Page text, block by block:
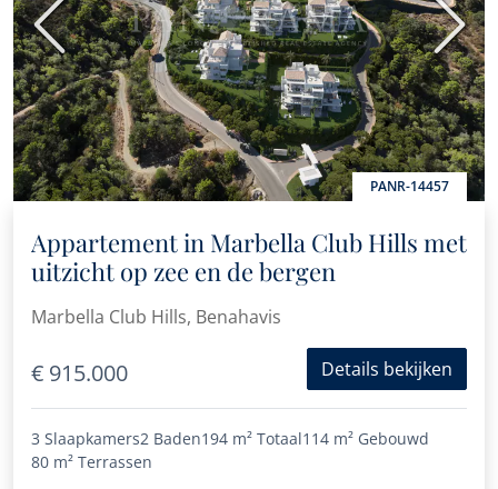
PANR-14457
Vorige
Appartement in Marbella Club Hills met
uitzicht op zee en de bergen
Marbella Club Hills, Benahavis
€ 915.000 Details bekijken
3 Slaapkamers2 Baden194 m² Totaal114 m² Gebouwd
80 m² Terrassen